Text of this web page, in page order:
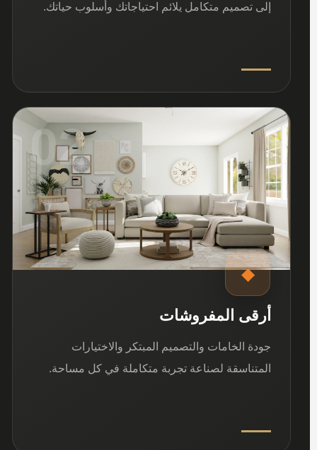
إلى تصميم متكامل يلائم احتياجاتك وأسلوب حياتك.
02
◆
أرقى المفروشات
جودة الخامات والتصميم المبتكر والاختيارات
المتناسقة لصناعة تجربة متكاملة في كل مساحة.